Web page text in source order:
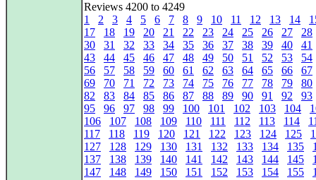
Reviews 4200 to 4249
1
2 3 4 5 6 7 8 9 10 11 12 13 14
17
18 19 20 21 22 23 24 25 26 27
28
30
31 32 33 34 35 36 37 38 39 40
41
43
44 45 46 47 48 49 50 51 52 53
54
56
57 58 59 60 61 62 63 64 65 66
67
69
70 71 72 73 74 75 76 77 78 79
80
82
83 84 85 86 87 88 89 90 91 92
93
95
96 97 98 99 100 101 102 103 104
106
107 108 109 110 111 112 113 114
117
118 119 120 121 122 123 124 125
127
128 129 130 131 132 133 134 135
137
138 139 140 141 142 143 144 145
147
148 149 150 151 152 153 154 155